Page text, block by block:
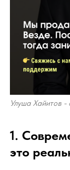
Улуша Хайитов -
1.
это